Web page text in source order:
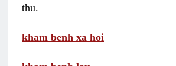
thu.
kham benh xa hoi